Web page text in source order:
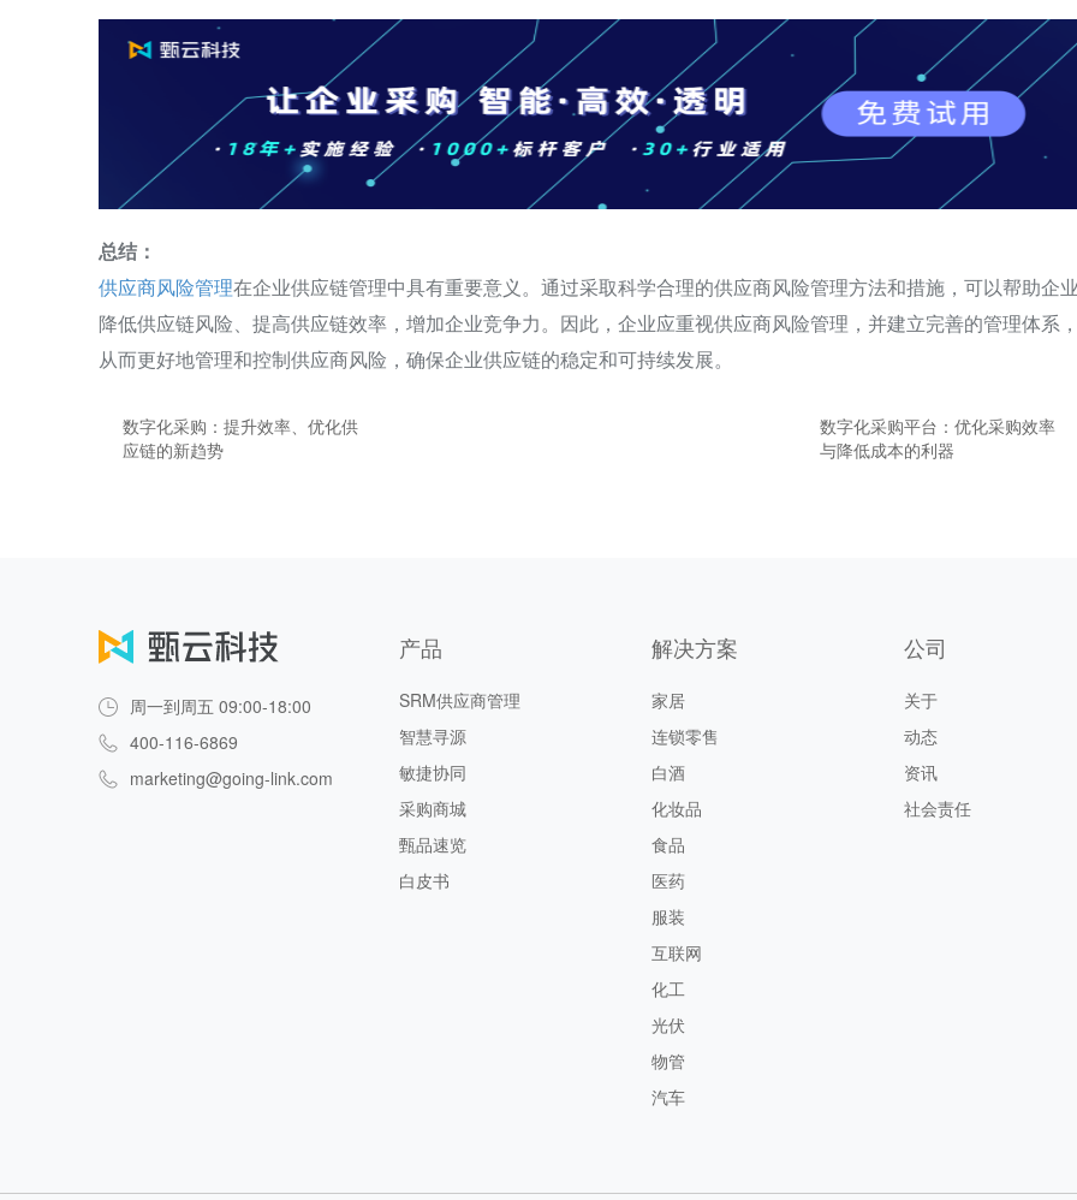
总结：
供应商风险管理在企业供应链管理中具有重要意义。通过采取科学合理的供应商风险管理方法和措施，可以帮助企
降低供应链风险、提高供应链效率，增加企业竞争力。因此，企业应重视供应商风险管理，并建立完善的管理体系
从而更好地管理和控制供应商风险，确保企业供应链的稳定和可持续发展。
数字化采购：提升效率、优化供
应链的新趋势
数字化采购平台：优化采购效率
与降低成本的利器
周一到周五 09:00-18:00
400-116-6869
marketing@going-link.com
产品
SRM供应商管理
智慧寻源
敏捷协同
采购商城
甄品速览
白皮书
解决方案
家居
连锁零售
白酒
化妆品
食品
医药
服装
互联网
化工
光伏
物管
汽车
公司
关于
动态
资讯
社会责任